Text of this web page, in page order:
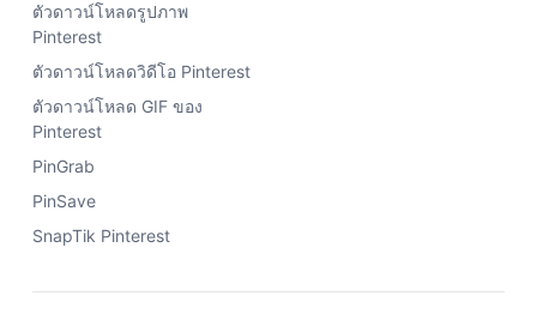
ตัวดาวน์โหลดรูปภาพ
Pinterest
ตัวดาวน์โหลดวิดีโอ Pinterest
ตัวดาวน์โหลด GIF ของ
Pinterest
PinGrab
PinSave
SnapTik Pinterest